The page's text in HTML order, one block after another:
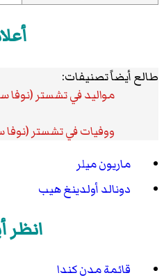
طالع أيضاً تصنيفات:
مواليد في تشستر (نوفا
ووفيات في تشستر
ماريون ميلر
دونالد أولدينغ هيب
انظر
قائمة مدن كندا